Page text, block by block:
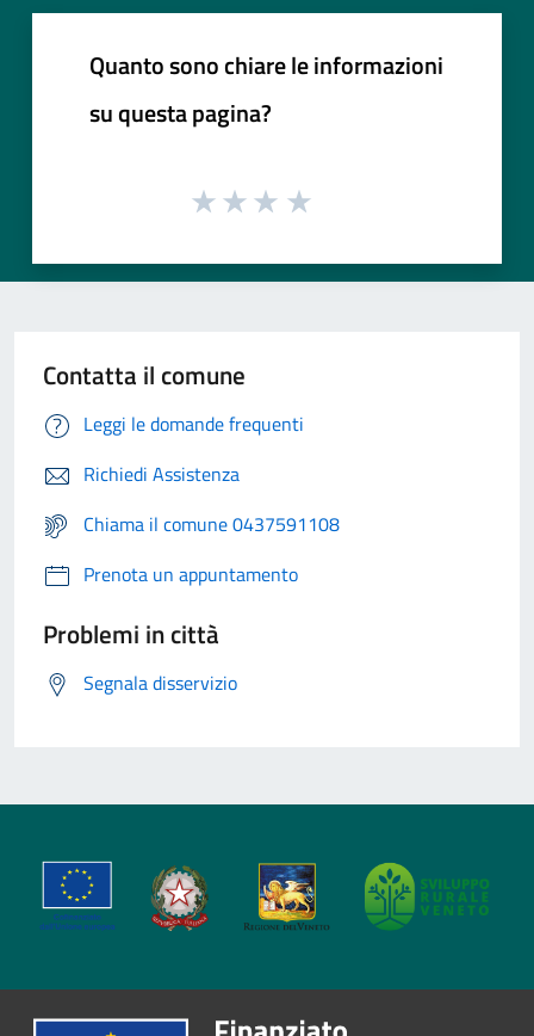
Quanto sono chiare le informazioni
su questa pagina?
Contatta il comune
Leggi le domande frequenti
Richiedi Assistenza
Chiama il comune 0437591108
Prenota un appuntamento
Problemi in città
Segnala disservizio